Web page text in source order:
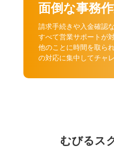
面倒な事務
請求手続きや入金確認
すべて営業サポートが
他のことに時間を取ら
の対応に集中してチャ
むびるス